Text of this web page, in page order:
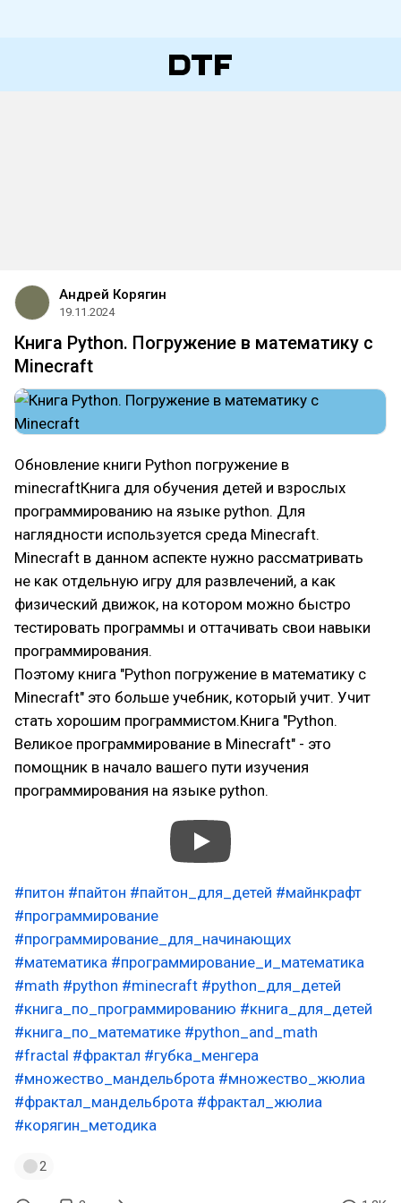
Андрей Корягин
19.11.2024
Книга Python. Погружение в математику с
Minecraft
Обновление книги Python погружение в
minecraftКнига для обучения детей и взрослых
программированию на языке python. Для
наглядности используется среда Minecraft.
Minecraft в данном аспекте нужно рассматривать
не как отдельную игру для развлечений, а как
физический движок, на котором можно быстро
тестировать программы и оттачивать свои навыки
программирования.
Поэтому книга "Python погружение в математику с
Minecraft" это больше учебник, который учит. Учит
стать хорошим программистом.Книга "Python.
Великое программирование в Minecraft" - это
помощник в начало вашего пути изучения
программирования на языке python.
#питон #пайтон #пайтон_для_детей #майнкрафт
#программирование
#программирование_для_начинающих
#математика #программирование_и_математика
#math #python #minecraft #python_для_детей
#книга_по_программированию #книга_для_детей
#книга_по_математике #python_and_math
#fractal #фрактал #губка_менгера
#множество_мандельброта #множество_жюлиа
#фрактал_мандельброта #фрактал_жюлиа
#корягин_методика
2